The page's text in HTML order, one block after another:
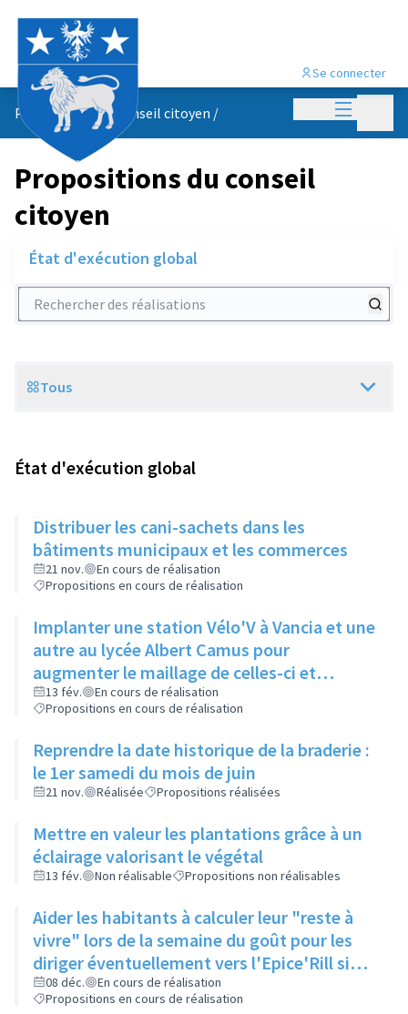
Menu
Se connecter
Propositions du conseil citoyen /
Propositions du conseil
citoyen
État d'exécution global
Rechercher des réalisations
Scope
Tous
État d'exécution global
Distribuer les cani-sachets dans les
bâtiments municipaux et les commerces
21 nov.
En cours de réalisation
Propositions en cours de réalisation
Implanter une station Vélo'V à Vancia et une
autre au lycée Albert Camus pour
augmenter le maillage de celles-ci et
compenser le manque de bus à Vancia
notamment
13 fév.
En cours de réalisation
Propositions en cours de réalisation
Reprendre la date historique de la braderie :
le 1er samedi du mois de juin
21 nov. Réalisée Propositions réalisées
Mettre en valeur les plantations grâce à un
éclairage valorisant le végétal
13 fév. Non réalisable Propositions non réalisables
Aider les habitants à calculer leur "reste à
vivre" lors de la semaine du goût pour les
diriger éventuellement vers l'Epice'Rill si
besoin
08 déc.
En cours de réalisation
Propositions en cours de réalisation